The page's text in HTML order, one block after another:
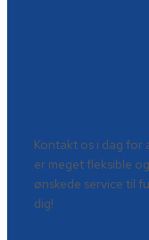
Kontakt os i dag for
er meget fleksible
ønskede service til
dig!